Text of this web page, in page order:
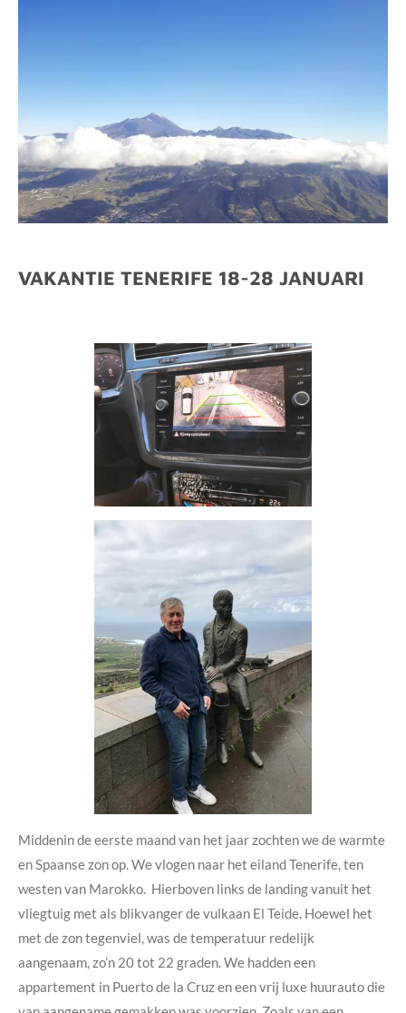
VAKANTIE TENERIFE 18-28 JANUARI
Middenin de eerste maand van het jaar zochten we de warmte
en Spaanse zon op. We vlogen naar het eiland Tenerife, ten
westen van Marokko. Hierboven links de landing vanuit het
vliegtuig met als blikvanger de vulkaan El Teide. Hoewel het
met de zon tegenviel, was de temperatuur redelijk
aangenaam, zo’n 20 tot 22 graden. We hadden een
appartement in Puerto de la Cruz en een vrij luxe huurauto die